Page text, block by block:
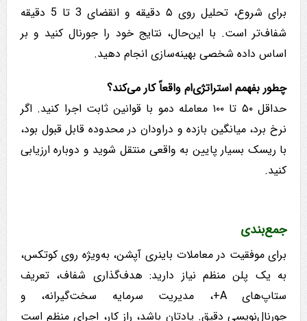
برای شروع، تحلیل روی ۵ دقیقه و انقضای 3 تا 5 دقیقه
شفاف‌تر است. با این‌حال، نتایج خود را جورنال کنید و بر
اساس داده شخصی بهینه‌سازی انجام دهید.
چطور بفهمم استراتژی‌ام واقعاً کار می‌کند؟
حداقل ۵۰ تا ۱۰۰ معامله دمو با قوانین ثابت اجرا کنید. اگر
نرخ برد، میانگین بازده و دراودان در محدوده قابل قبول بود،
با ریسک بسیار پایین به واقعی منتقل شوید و دوباره ارزیابی
کنید.
جمع‌بندی
برای موفقیت در معاملات باینری آپشن، به‌ویژه روی کوتکس،
به یک پلن منظم نیاز دارید: هدف‌گذاری شفاف، تعریف
ستاپ‌های A+، مدیریت سرمایه سخت‌گیرانه، و
جورنال‌نویسی دقیق. یادتان باشد، راز کار، اجرای منظم است